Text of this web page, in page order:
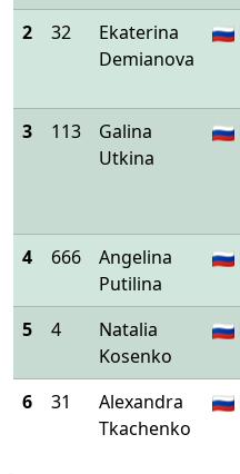
2 32
Ekaterina
Demianova
3 113
Galina
Utkina
4 666
Angelina
Putilina
5 4
Natalia
Kosenko
6 31
Alexandra
Tkachenko